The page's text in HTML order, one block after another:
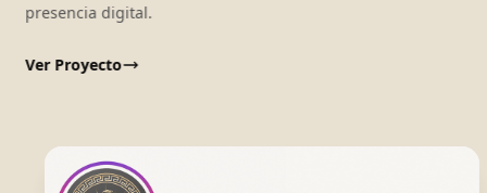
presencia digital.
Ver Proyecto